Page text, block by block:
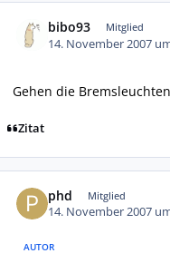
bibo93 Mitglied
14. November 2007
Gehen die
Zitat
phd Mitglied
14. November 2007
AUTOR